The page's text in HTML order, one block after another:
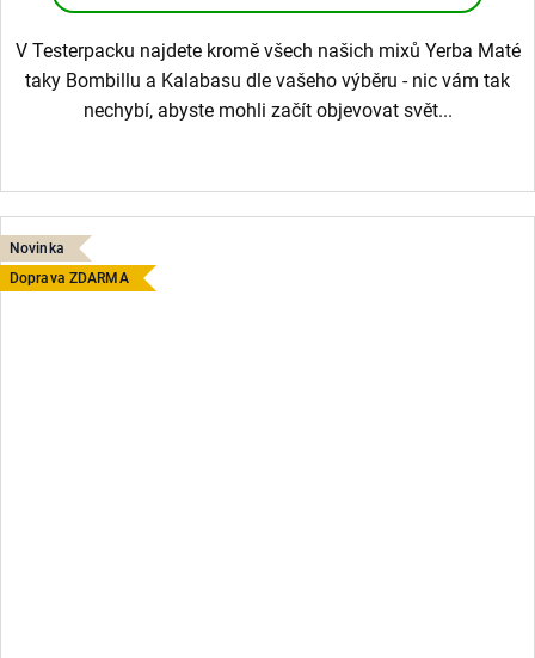
V Testerpacku najdete kromě všech našich mixů Yerba Maté
taky Bombillu a Kalabasu dle vašeho výběru - nic vám tak
nechybí, abyste mohli začít objevovat svět...
Novinka
Doprava ZDARMA